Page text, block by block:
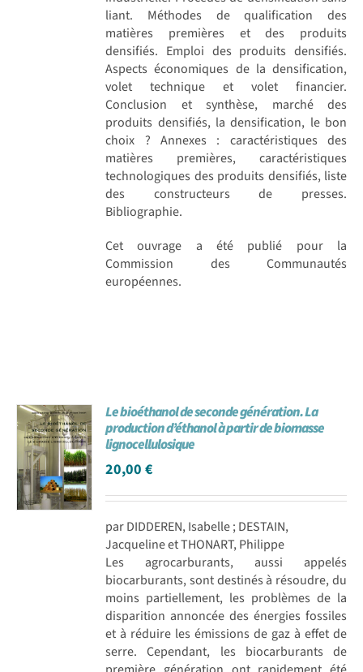
liant. Méthodes de qualification des
matières premières et des produits
densifiés. Emploi des produits densifiés.
Aspects économiques de la densification,
volet technique et volet financier.
Conclusion et synthèse, marché des
produits densifiés, la densification, le bon
choix ? Annexes : caractéristiques des
matières premières, caractéristiques
technologiques des produits densifiés, liste
des constructeurs de presses.
Bibliographie.
Cet ouvrage a été publié pour la
Commission des Communautés
européennes.
Le bioéthanol de seconde génération. La
production d’éthanol à partir de biomasse
lignocellulosique
20,00€
par DIDDEREN, Isabelle ; DESTAIN,
Jacqueline et THONART, Philippe
Les agrocarburants, aussi appelés
biocarburants, sont destinés à résoudre, du
moins partiellement, les problèmes de la
disparition annoncée des énergies fossiles
et à réduire les émissions de gaz à effet de
serre. Cependant, les biocarburants de